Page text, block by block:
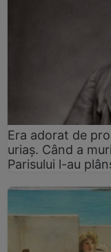
Era adorat de
uriaș. Când a
Parisului l-au